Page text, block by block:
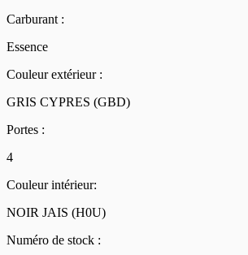
Carburant :
Essence
Couleur extérieur :
GRIS CYPRES (GBD)
Portes :
4
Couleur intérieur:
NOIR JAIS (H0U)
Numéro de stock :